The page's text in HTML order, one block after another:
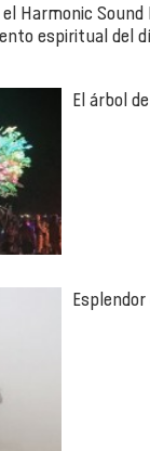
Harmonic
espiritual del
El árbol